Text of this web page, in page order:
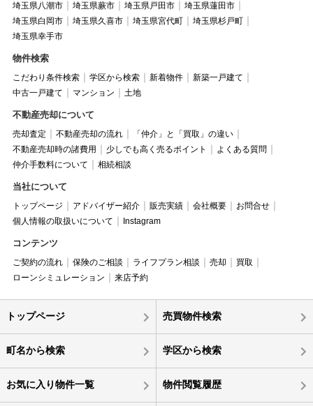
埼玉県八潮市 埼玉県蕨市 埼玉県戸田市
埼玉県蓮田市
埼玉県白岡市
埼玉県久喜市 埼玉県宮代町
埼玉県杉戸町
埼玉県幸手市
物件検索
こだわり条件検索 学区から検索 新着物件
新築一戸建て
中古一戸建て
マンション 土地
不動産売却について
売却査定 不動産売却の流れ
「仲介」と「買取」の違い
不動産売却時の諸費用
少しでも高く売るポイント
よくある質問
仲介手数料について
相続相談
当社について
トップページ アドバイザー紹介 販売実績 会社概要
お問合せ
個人情報の取扱いについて
Instagram
コンテンツ
ご契約の流れ 保険のご相談 ライフプラン相談 売却
買取
ローンシミュレーション
来店予約
トップページ 売買物件検索
町名から検索 学区から検索
お気に入り物件一覧 物件閲覧履歴